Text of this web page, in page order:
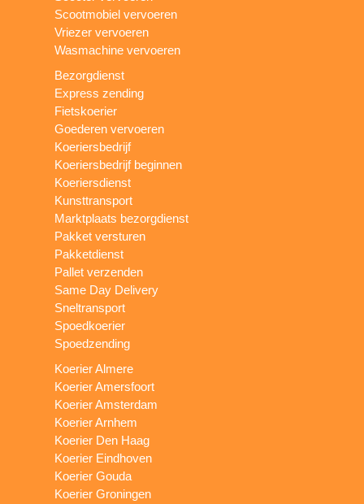
Scootmobiel vervoeren
Vriezer vervoeren
Wasmachine vervoeren
Bezorgdienst
Express zending
Fietskoerier
Goederen vervoeren
Koeriersbedrijf
Koeriersbedrijf beginnen
Koeriersdienst
Kunsttransport
Marktplaats bezorgdienst
Pakket versturen
Pakketdienst
Pallet verzenden
Same Day Delivery
Sneltransport
Spoedkoerier
Spoedzending
Koerier Almere
Koerier Amersfoort
Koerier Amsterdam
Koerier Arnhem
Koerier Den Haag
Koerier Eindhoven
Koerier Gouda
Koerier Groningen